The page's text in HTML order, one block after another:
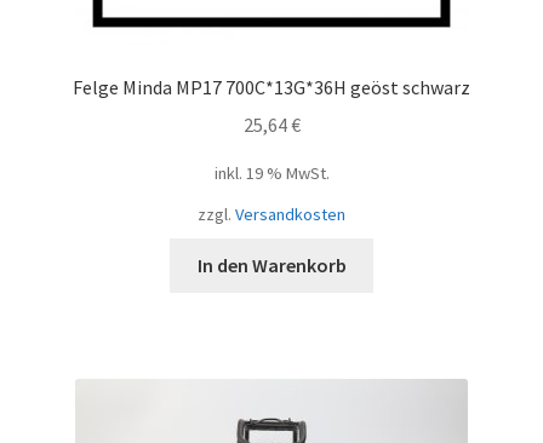
Felge Minda MP17 700C*13G*36H geöst schwarz
25,64€
inkl. 19 % MwSt.
zzgl. Versandkosten
In den Warenkorb